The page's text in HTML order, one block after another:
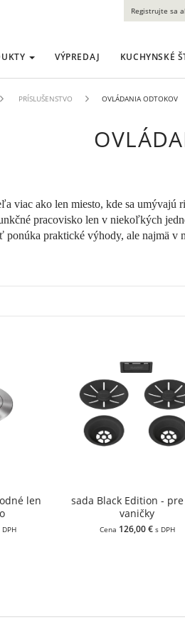
PRÍSLUŠENSTVO OVLÁDANIA ODTOKOV
viac ako len miesto, kde sa umývajú
pracovisko len v niekoľkých
ponúka praktické výhody, ale najmä v
len
DPH
sada Black Edition -
vaničky
Cena 126,00 € s DPH
Registrujte sa
VÝPREDAJ KUCHYNSKÉ